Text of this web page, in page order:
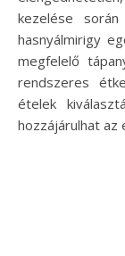
kezelése
hasnyálmirigy
megfelelő
rendszeres
ételek
hozzájárulhat